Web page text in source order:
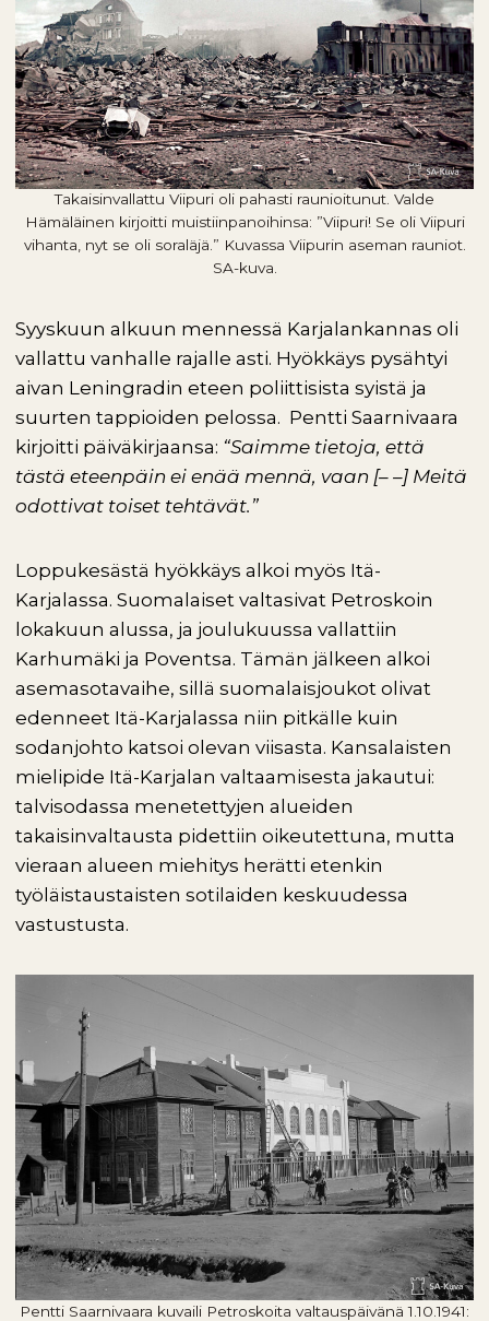
Takaisinvallattu Viipuri oli pahasti raunioitunut. Valde
Hämäläinen kirjoitti muistiinpanoihinsa: ”Viipuri! Se oli Viipuri
vihanta, nyt se oli soraläjä.” Kuvassa Viipurin aseman rauniot.
SA-kuva.
Syyskuun alkuun mennessä Karjalankannas oli
vallattu vanhalle rajalle asti. Hyökkäys pysähtyi
aivan Leningradin eteen poliittisista syistä ja
suurten tappioiden pelossa. Pentti Saarnivaara
kirjoitti päiväkirjaansa: “Saimme tietoja, että
tästä eteenpäin ei enää mennä, vaan [– –] Meitä
odottivat toiset tehtävät.”
Loppukesästä hyökkäys alkoi myös Itä-
Karjalassa. Suomalaiset valtasivat Petroskoin
lokakuun alussa, ja joulukuussa vallattiin
Karhumäki ja Poventsa. Tämän jälkeen alkoi
asemasotavaihe, sillä suomalaisjoukot olivat
edenneet Itä-Karjalassa niin pitkälle kuin
sodanjohto katsoi olevan viisasta. Kansalaisten
mielipide Itä-Karjalan valtaamisesta jakautui:
talvisodassa menetettyjen alueiden
takaisinvaltausta pidettiin oikeutettuna, mutta
vieraan alueen miehitys herätti etenkin
työläistaustaisten sotilaiden keskuudessa
vastustusta.
Pentti Saarnivaara kuvaili Petroskoita valtauspäivänä 1.10.1941: